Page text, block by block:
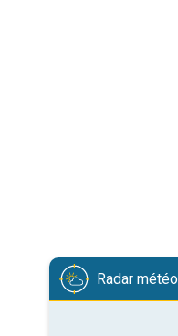
Radar météo